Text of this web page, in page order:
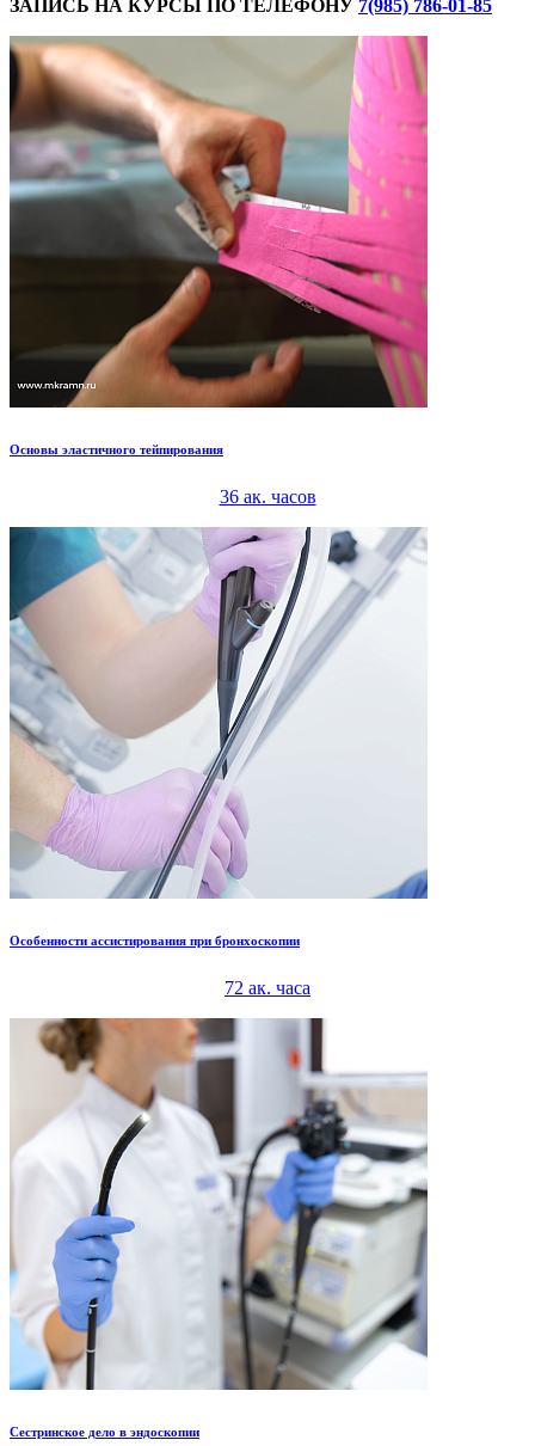
ЗАПИСЬ НА КУРСЫ ПО ТЕЛЕФОНУ 7(985) 786-01-85
Основы эластичного тейпирования
36 ак. часов
Особенности ассистирования при бронхоскопии
72 ак. часа
Сестринское дело в эндоскопии